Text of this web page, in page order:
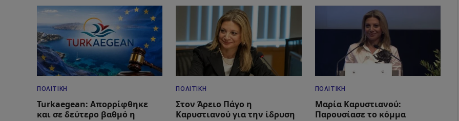
ΠΟΛΙΤΙΚΉ
Turkaegean: Απορρίφθηκε
και σε δεύτερο βαθμό η
ΠΟΛΙΤΙΚΉ
Στον Άρειο Πάγο η
Καρυστιανού για την ίδρυση
ΠΟΛΙΤΙΚΉ
Μαρία Καρυστιανού:
Παρουσίασε το κόμμα